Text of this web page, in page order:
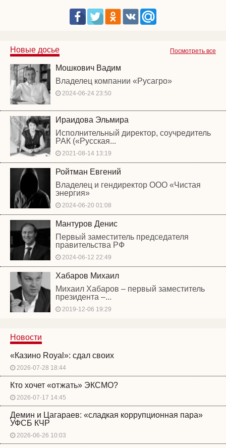
Посмотреть все
Новые досье
Мошкович Вадим
Владелец компании «Русагро»
2024-06-24 23:50
Ираидова Эльмира
Исполнительный директор, соучредитель
РАК («Русская...
2021-08-14 13:19
Ройтман Евгений
Владелец и гендиректор ООО «Чистая
энергия»
2024-06-20 01:08
Мантуров Денис
Первый заместитель председателя
правительства РФ
2024-06-12 22:49
Хабаров Михаил
Михаил Хабаров – первый заместитель
президента –...
2019-12-06 19:29
Новости
«Казино Royal»: сдал своих
2026-07-28 18:44
Кто хочет «отжать» ЭКСМО?
2026-07-17 14:45
Демин и Цагараев: «сладкая коррупционная пара»
УФСБ КЧР
2026-06-26 10:03